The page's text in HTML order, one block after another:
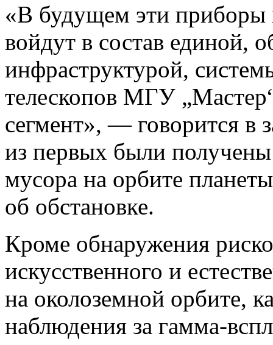
«В будущем эти
войдут в состав единой,
инфраструктурой,
телескопов МГУ
сегмент», — говорится в
из первых были
мусора на орбите
об обстановке.
Кроме обнаружения
искусственного и
на околоземной орбите,
наблюдения за гамма-